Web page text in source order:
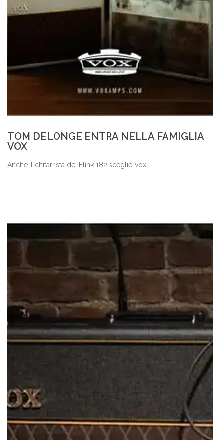
TOM DELONGE ENTRA NELLA FAMIGLIA
VOX
Anche il chitarrista dei Blink 182 sceglie Vox...